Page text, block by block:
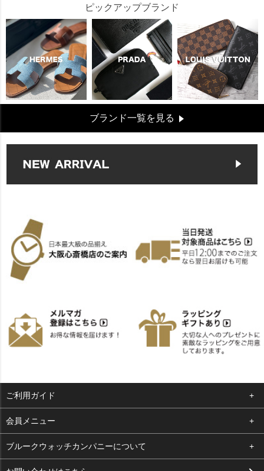
ピックアップブランド
ブランド一覧を見る
ご利用ガイド
よくある質問
支払い・送料
会員メニュー
ログイン
ブルークウォッチカンパニーについて